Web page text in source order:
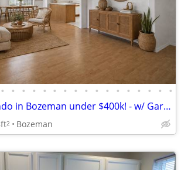
• • • • • • • • • • • • • • • • •
3 Bed/2Bath Condo in Bozeman under $400k! - w/ Garage and Parking
2 Bozeman